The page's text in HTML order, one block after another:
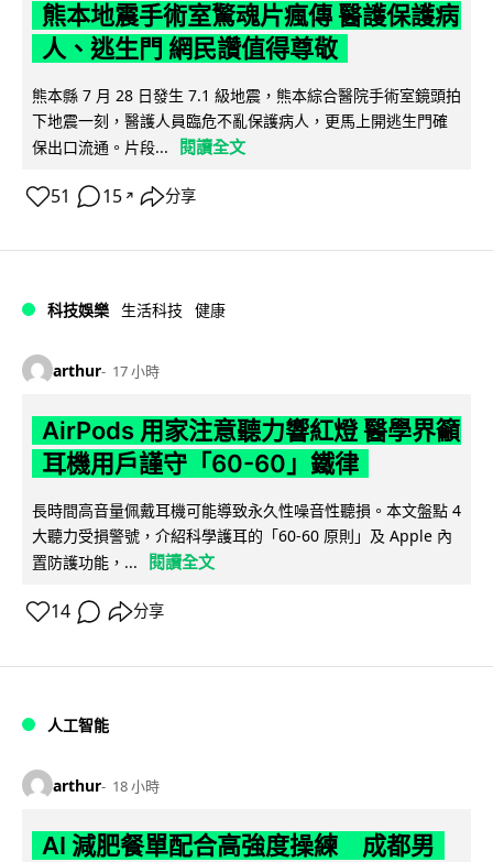
熊本地震手術室驚魂片瘋傳 醫護保護病
人、逃生門 網民讚值得尊敬
熊本縣 7 月 28 日發生 7.1 級地震，熊本綜合醫院手術室鏡頭拍
下地震一刻，醫護人員臨危不亂保護病人，更馬上開逃生門確
保出口流通。片段...
閱讀全文
51 15 ↗ 分享
科技娛樂 生活科技 健康
arthur 17 小時
AirPods 用家注意聽力響紅燈 醫學界籲
耳機用戶謹守「60-60」鐵律
長時間高音量佩戴耳機可能導致永久性噪音性聽損。本文盤點 4
大聽力受損警號，介紹科學護耳的「60-60 原則」及 Apple 內
置防護功能，...
閱讀全文
14 分享
人工智能
arthur 18 小時
AI 減肥餐單配合高強度操練 成都男